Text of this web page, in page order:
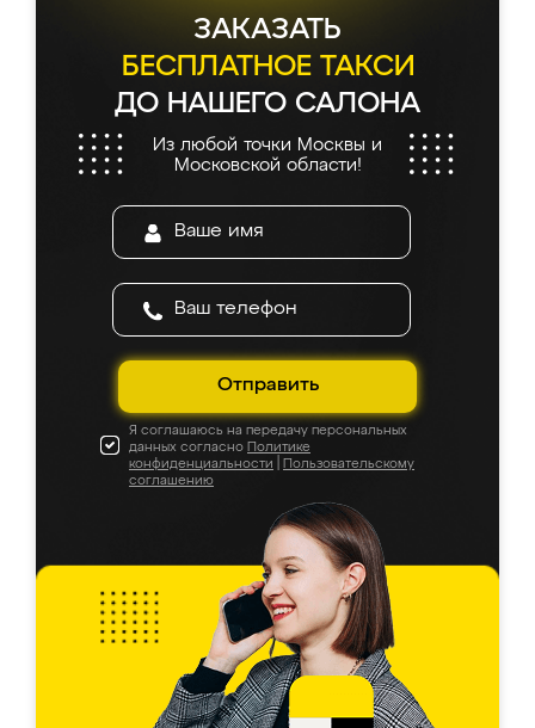
ЗАКАЗАТЬ
БЕСПЛАТНОЕ ТАКСИ
ДО НАШЕГО САЛОНА
Из любой точки Москвы и
Московской области!
Отправить
Я соглашаюсь на передачу персональных
данных согласно Политике
конфиденциальности
Пользовательскому
соглашению